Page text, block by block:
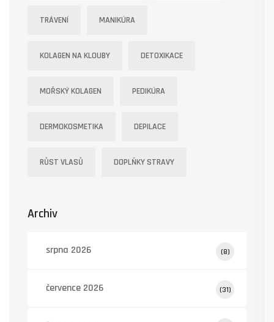
TRÁVENÍ MANIKÚRA
KOLAGEN NA KLOUBY DETOXIKACE
MOŘSKÝ KOLAGEN PEDIKÚRA
DERMOKOSMETIKA DEPILACE
RŮST VLASŮ DOPLŇKY STRAVY
Archiv
srpna 2026 (8)
července 2026 (31)